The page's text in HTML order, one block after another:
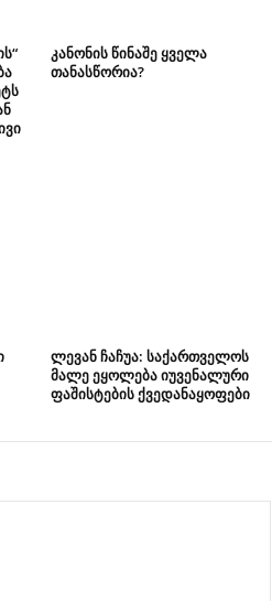
კანონის წინაშე ყველა
თანასწორია?
ლევან ჩაჩუა: საქართველოს
მალე ეყოლება იუვენალური
ფაშისტების ქვედანაყოფები